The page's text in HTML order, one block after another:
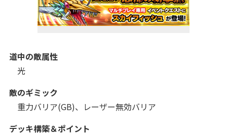
道中の敵属性
光
敵のギミック
重力バリア(GB)、レーザー無効バリア
デッキ構築＆ポイント